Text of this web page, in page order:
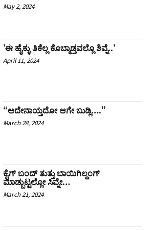
May 2, 2024
ʼಈ ಹೈಕ್ಳು ತಿಕೆಲ್ಲ ಕೊಬ್ಮಾಡ್ತವಲ್ಲೊ ಶಿವ್ನೆ..ʼ
April 11, 2024
“ಅದೇನಾಯ್ತದೋ ಆಗೇ ಬುಡ್ಲಿ….”
March 28, 2024
ಕೈಗ್ ಬಂದ್ ತುತ್ತು ಬಾಯಿಗಿಲ್ದಂಗ್
ಮಾಡ್ಬುಟ್ಟಲ್ಲೋ ಸಿವ್ನೇ…
March 21, 2024